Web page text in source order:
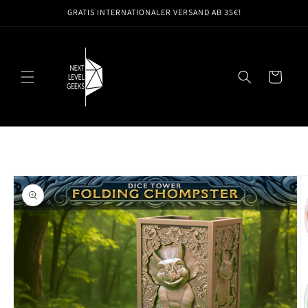
GRATIS INTERNATIONALER VERSAND AB 35€!
Warenkorb